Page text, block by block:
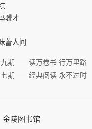
骥才
人间
九期——读万卷书 行万里路
七期——经典阅读 永不过时
金陵图书馆